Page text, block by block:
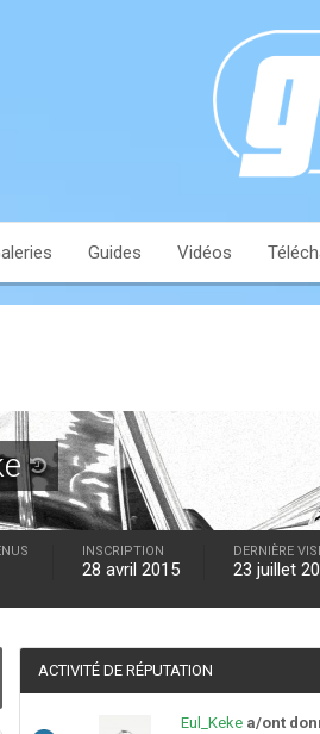
Guides Vidéos
INSCRIPTION
28 avril 2015
DERNIÈRE
23 juillet
ACTIVITÉ DE RÉPUTATION
Eul_Keke a/ont